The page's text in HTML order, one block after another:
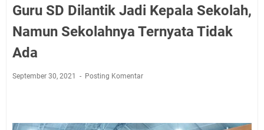
Guru SD Dilantik Jadi Kepala Sekolah,
Namun Sekolahnya Ternyata Tidak
Ada
September 30, 2021 Posting Komentar